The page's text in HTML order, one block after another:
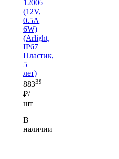
12006
(12V,
0.5A,
6W)
(Arlight,
IP67
Пластик,
5
лет)
88339
₽/
шт
В
наличии